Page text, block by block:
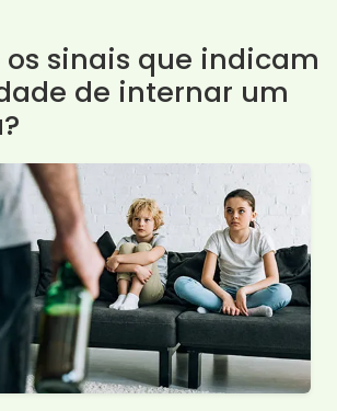
os sinais que indicam
de internar um